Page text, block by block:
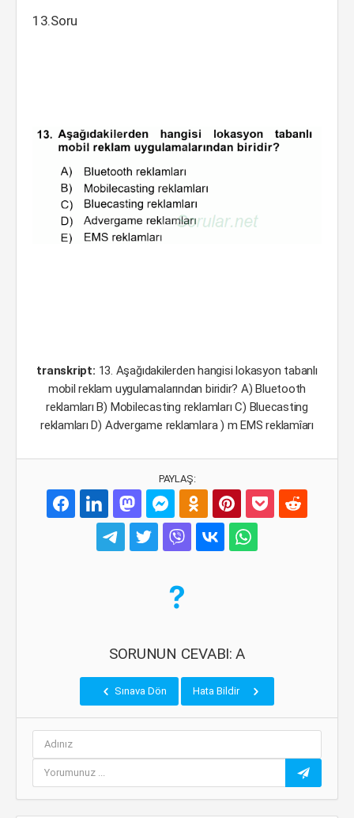
13.Soru
transkript: 13. Aşağıdakilerden hangisi lokasyon tabanlı
mobil reklam uygulamalarından biridir? A) Bluetooth
reklamları B) Mobilecasting reklamları C) Bluecasting
reklamları D) Advergame reklamlara ) m EMS reklamîarı
PAYLAŞ:
SORUNUN CEVABI: A
Sınava Dön Hata Bildir